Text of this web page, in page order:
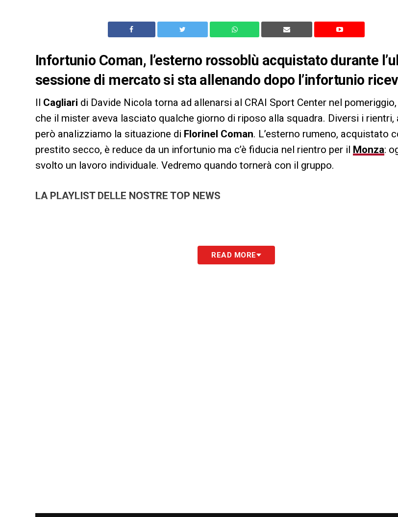
Infortunio Coman, l’esterno rossoblù acquistato durante
sessione di mercato si sta allenando dopo l’infortunio
Il Cagliari di Davide Nicola torna ad allenarsi al CRAI Sport Center nel
che il mister aveva lasciato qualche giorno di riposo alla squadra. Diversi i rientri,
però analizziamo la situazione di Florinel Coman. L’esterno rumeno, acquistato
prestito secco, è reduce da un infortunio ma c’è fiducia nel rientro per il Monza:
svolto un lavoro individuale. Vedremo quando tornerà con il gruppo.
LA PLAYLIST DELLE NOSTRE TOP NEWS
READ MORE